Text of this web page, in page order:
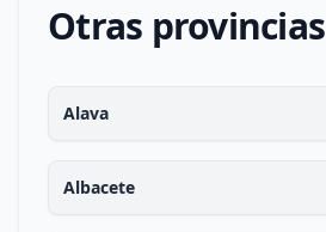
Otras provincias
Alava
Albacete